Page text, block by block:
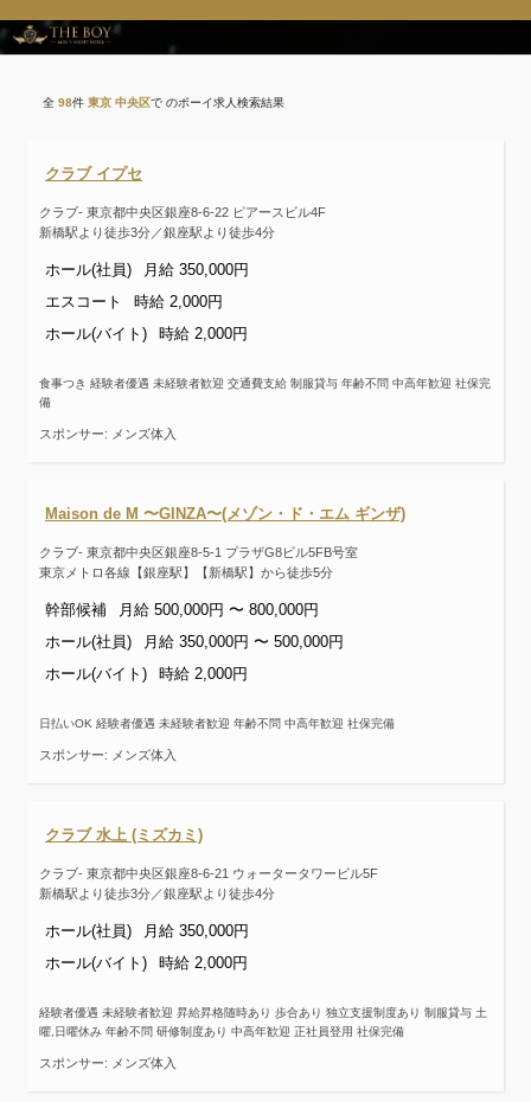
全 98件 東京 中央区で のボーイ求人検索結果
クラブ イプセ
クラブ- 東京都中央区銀座8-6-22 ピアースビル4F
新橋駅より徒歩3分／銀座駅より徒歩4分
ホール(社員)
月給 350,000円
エスコート
時給 2,000円
ホール(バイト)
時給 2,000円
食事つき 経験者優遇 未経験者歓迎 交通費支給 制服貸与 年齢不問 中高年歓迎 社保完
備
スポンサー: メンズ体入
Maison de M 〜GINZA〜(メゾン・ド・エム ギンザ)
クラブ- 東京都中央区銀座8-5-1 プラザG8ビル5FB号室
東京メトロ各線【銀座駅】【新橋駅】から徒歩5分
幹部候補
月給 500,000円 〜 800,000円
ホール(社員)
月給 350,000円 〜 500,000円
ホール(バイト)
時給 2,000円
日払いOK 経験者優遇 未経験者歓迎 年齢不問 中高年歓迎 社保完備
スポンサー: メンズ体入
クラブ 水上 (ミズカミ)
クラブ- 東京都中央区銀座8-6-21 ウォータータワービル5F
新橋駅より徒歩3分／銀座駅より徒歩4分
ホール(社員)
月給 350,000円
ホール(バイト)
時給 2,000円
経験者優遇 未経験者歓迎 昇給昇格随時あり 歩合あり 独立支援制度あり 制服貸与 土
曜,日曜休み 年齢不問 研修制度あり 中高年歓迎 正社員登用 社保完備
スポンサー: メンズ体入